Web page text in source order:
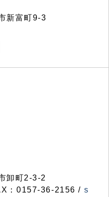
新富町9-3
卸町2-3-2
：0157-36-2156 / s